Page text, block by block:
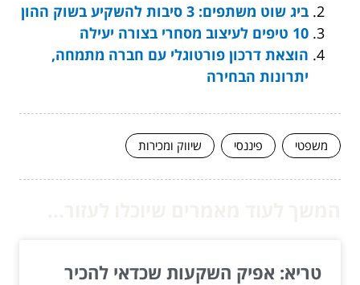
ביג שוט משתפים: 3 סיבות להשקיע בשוק ההון
10 טיפים לעיצוב מסחרי בצורה יעילה
הוצאת דרכון פורטוגלי עם חברה מתמחה,
יתרונות הבחירה
משפטי פיננסי שיווק ומכירות
טריא: אפיק השקעות שכדאי להכיר